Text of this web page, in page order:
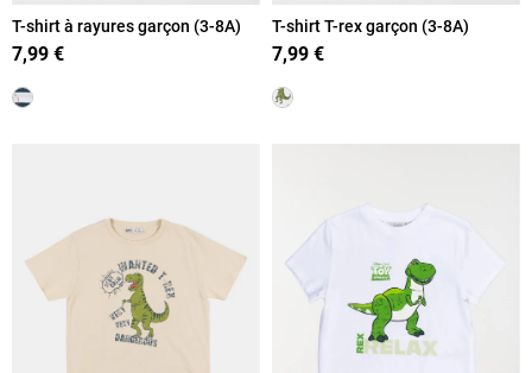
T-shirt à rayures garçon (3-8A)
7,99 €
T-shirt T-rex garçon (3-8A)
7,99 €